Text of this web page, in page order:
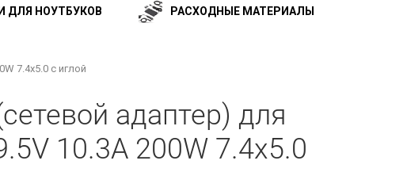
ДЛЯ НОУТБУКОВ РАСХОДНЫЕ МАТЕРИАЛЫ
7.4x5.0 с иглой
адаптер) для
10.3A 200W 7.4x5.0